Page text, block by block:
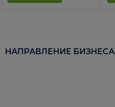
НАПРАВЛЕНИЕ БИЗНЕСА